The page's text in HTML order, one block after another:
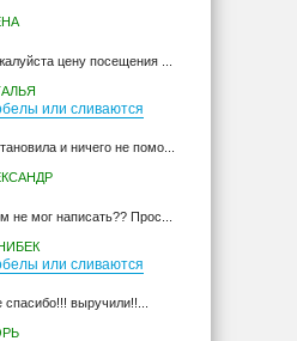
цену посещения ...
или сливаются
и ничего не помо...
не мог написать?? Прос...
или сливаются
выручили!!...